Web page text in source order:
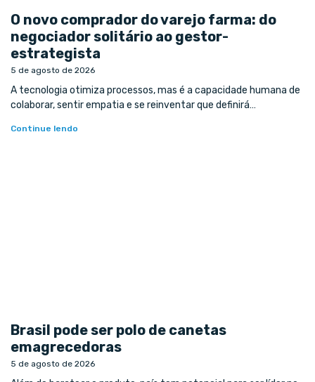
O novo comprador do varejo farma: do
negociador solitário ao gestor-
estrategista
5 de agosto de 2026
A tecnologia otimiza processos, mas é a capacidade humana de
colaborar, sentir empatia e se reinventar que definirá…
Continue lendo
Brasil pode ser polo de canetas
emagrecedoras
5 de agosto de 2026